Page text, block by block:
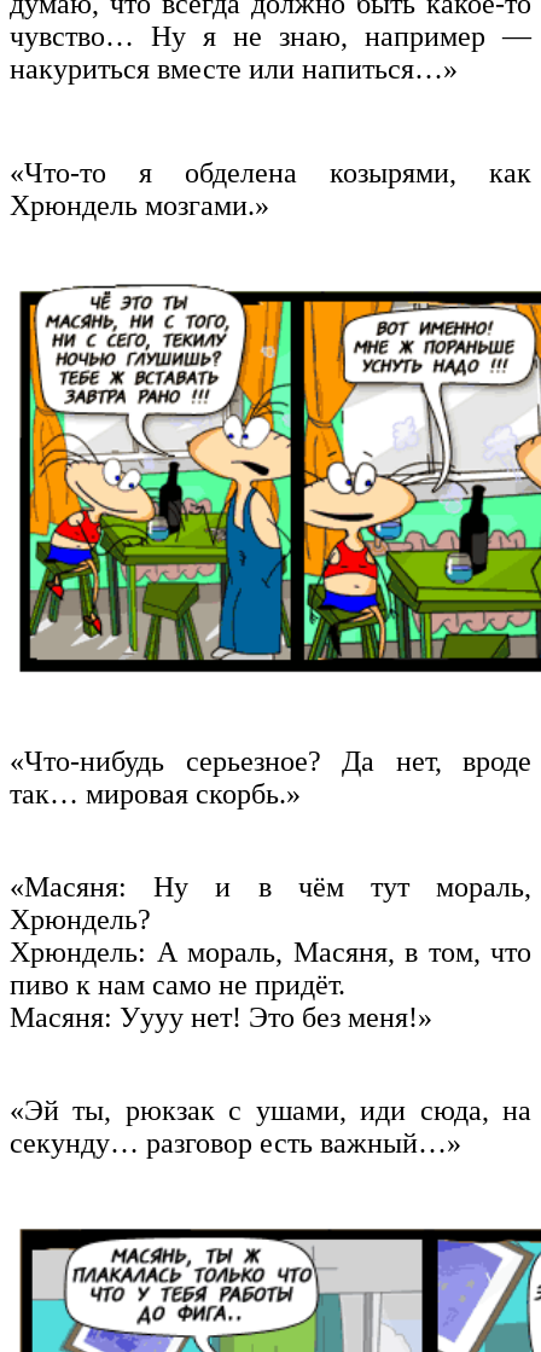
чувство… Ну я не знаю, например —
накуриться вместе или напиться…»
«Что-то я обделена козырями, как
Хрюндель мозгами.»
«Что-нибудь серьезное? Да нет, вроде
так… мировая скорбь.»
«Масяня: Ну и в чём тут мораль,
Хрюндель?
Хрюндель: А мораль, Масяня, в том, что
пиво к нам само не придёт.
Масяня: Уууу нет! Это без меня!»
«Эй ты, рюкзак с ушами, иди сюда, на
секунду… разговор есть важный…»